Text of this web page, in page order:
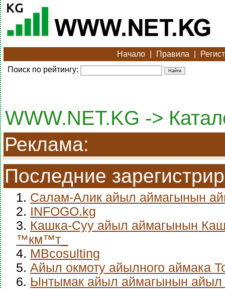
Начало Правила
Поиск по рейтингу:
WWW.NET.KG ->
Реклама:
Последние
1. Салам-Алик айыл аймагынын
2. INFOGO.kg
3. Кашка-Суу айыл аймагынын
™км™т_
4. MBcosulting
5. Айыл окмоту айылного аймака
6. Ынтымак айыл аймагынын айыл